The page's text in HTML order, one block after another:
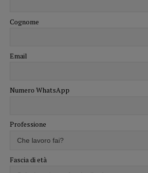
Cognome
Email
Numero WhatsApp
Professione
Fascia di età